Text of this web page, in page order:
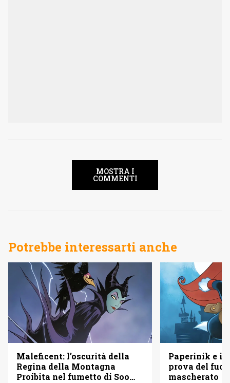
MOSTRA I
COMMENTI
Potrebbe interessarti anche
Maleficent: l’oscurità della
Regina della Montagna
Proibita nel fumetto di Soo
Paperinik e i
prova del
mascherato